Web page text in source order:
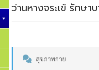
ว่านหางจระเข้ รักษ
สุขภาพกาย